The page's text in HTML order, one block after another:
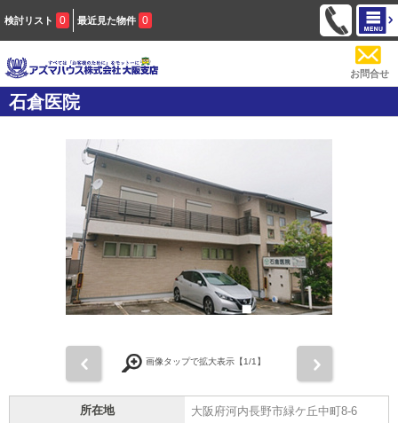
検討リスト 0 最近見た物件 0
お問合せ
石倉医院
画像タップで拡大表示【1/1】
所在地 大阪府河内長野市緑ケ丘中町8-6